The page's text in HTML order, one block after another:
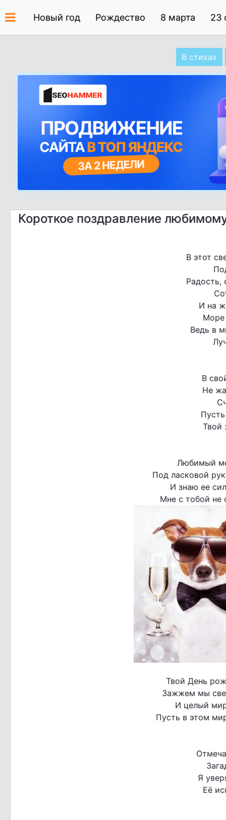
Новый год Рождество 8 марта 23
В стихах
Короткое поздравление
В этот
Радость,
И на
Море
Ведь в
В
Не
Твой
Любимый
Под ласковой
И знаю ее
Мне с тобой не
Твой День
Зажжем мы
И целый
Пусть в этом
Я
Её